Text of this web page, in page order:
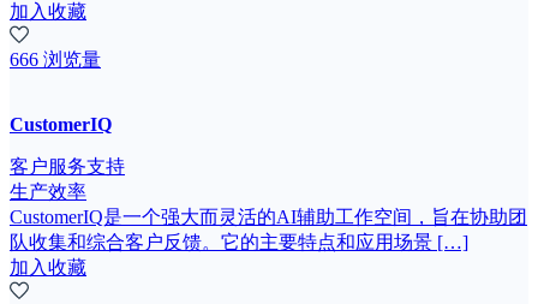
加入收藏
666 浏览量
CustomerIQ
客户服务支持
生产效率
CustomerIQ是一个强大而灵活的AI辅助工作空间，旨在协助团
队收集和综合客户反馈。它的主要特点和应用场景 […]
加入收藏